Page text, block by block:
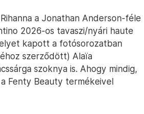
a Jonathan Anderson-féle
2026-os tavaszi/nyári haute
kapott a fotósorozatban
szerződött) Alaïa
szoknya is. Ahogy mindig,
Fenty Beauty termékeivel